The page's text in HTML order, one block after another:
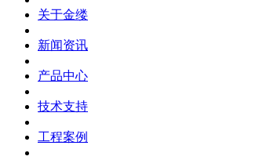
关于金缕
新闻资讯
产品中心
技术支持
工程案例